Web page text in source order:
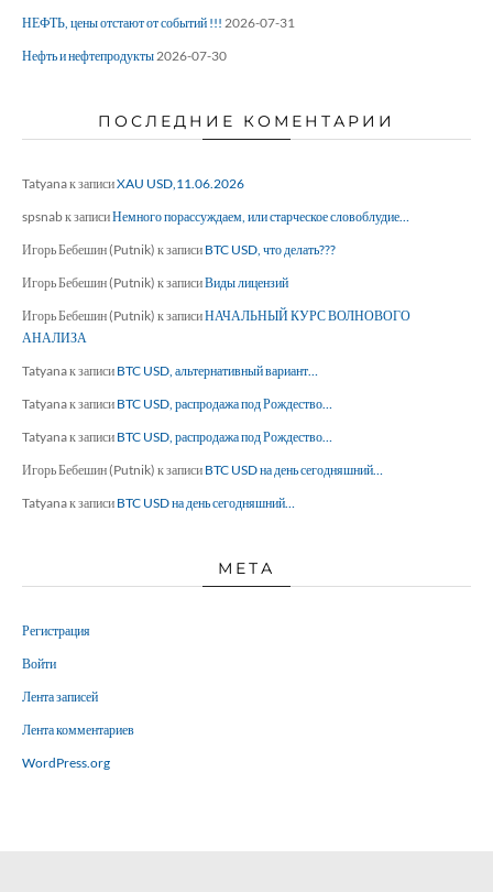
НЕФТЬ, цены отстают от событий !!! 2026-07-31
Нефть и нефтепродукты2026-07-30
ПОСЛЕДНИЕ КОМЕНТАРИИ
Tatyanaк записиXAU USD,11.06.2026
spsnabк записиНемного порассуждаем, или старческое словоблудие…
Игорь Бебешин (Putnik) к записи BTC USD, что делать???
Игорь Бебешин (Putnik) к записиВиды лицензий
Игорь Бебешин (Putnik) к записиНАЧАЛЬНЫЙ КУРС ВОЛНОВОГО
АНАЛИЗА
Tatyanaк записи BTC USD, альтернативный вариант…
Tatyanaк записи BTC USD, распродажа под Рождество…
Tatyanaк записи BTC USD, распродажа под Рождество…
Игорь Бебешин (Putnik) к записи BTC USD на день сегодняшний…
Tatyanaк записи BTC USD на день сегодняшний…
МЕТА
Регистрация
Войти
Лента записей
Лента комментариев
WordPress.org